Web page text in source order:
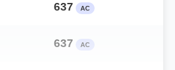
637 AC
637 AC